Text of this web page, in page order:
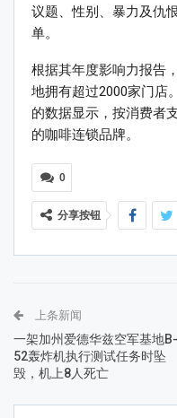
议题、性别、暴力及仇
单。
根据其年度影响力报告
地拥有超过2000家门店
的数据显示，按消费者
的咖啡连锁品牌。
0
分享按钮
上条新闻
一架加州爱德华兹空军基地B-
52轰炸机执行测试任务时坠
毁，机上8人死亡